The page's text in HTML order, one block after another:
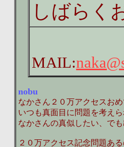
しばらく
MAIL:
nobu
なかさん２０万アクセスおめ
いつも真面目に問題を考え
なかさんの真似したい、で
２０万アクセス記念問題あ